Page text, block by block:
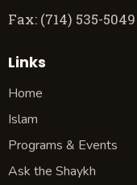
Fax: (714) 535-5049
Links
Home
Islam
Programs & Events
Ask the Shaykh